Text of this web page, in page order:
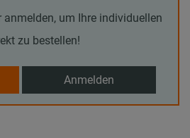
um Ihre individuellen
zu bestellen!
Anmelden